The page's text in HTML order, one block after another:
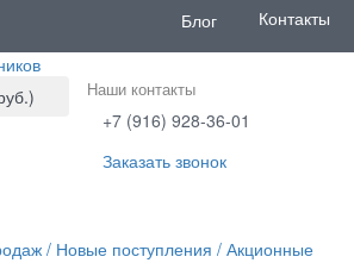
Блог Контакты
Наши контакты
+7 (916) 928-36-01
Заказать звонок
/ Новые поступления / Акционные